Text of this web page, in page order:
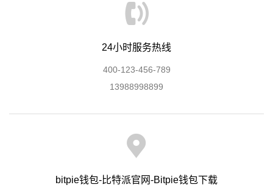
24小时服务热线
400-123-456-789
13988998899
bitpie钱包-比特派官网-Bitpie钱包下载